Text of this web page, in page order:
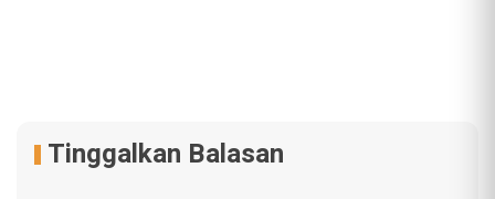
Tinggalkan Balasan